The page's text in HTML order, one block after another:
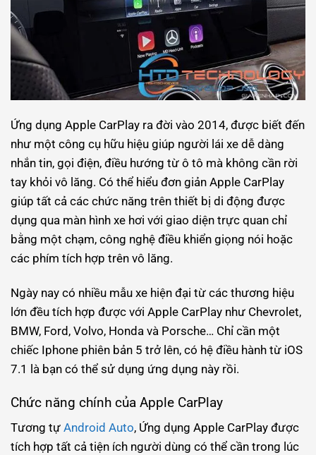
Ứng dụng Apple CarPlay ra đời vào 2014, được biết đến
như một công cụ hữu hiệu giúp người lái xe dễ dàng
nhắn tin, gọi điện, điều hướng từ ô tô mà không cần rời
tay khỏi vô lăng. Có thể hiểu đơn giản Apple CarPlay
giúp tất cả các chức năng trên thiết bị di động được
dụng qua màn hình xe hơi với giao diện trực quan chỉ
bằng một chạm, công nghệ điều khiển giọng nói hoặc
các phím tích hợp trên vô lăng.
Ngày nay có nhiều mẫu xe hiện đại từ các thương hiệu
lớn đều tích hợp được với Apple CarPlay như Chevrolet,
BMW, Ford, Volvo, Honda và Porsche… Chỉ cần một
chiếc Iphone phiên bản 5 trở lên, có hệ điều hành từ iOS
7.1 là bạn có thể sử dụng ứng dụng này rồi.
Chức năng chính của Apple CarPlay
Tương tự Android Auto, Ứng dụng Apple CarPlay được
tích hợp tất cả tiện ích người dùng có thể cần trong lúc